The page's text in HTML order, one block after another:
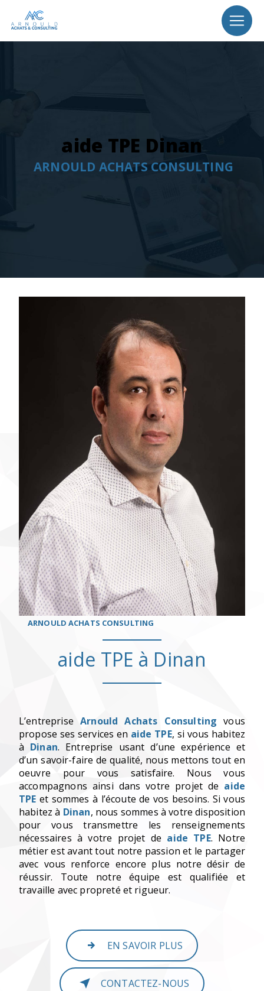
aide TPE Dinan
ARNOULD ACHATS CONSULTING
ARNOULD ACHATS CONSULTING
aide TPE à Dinan
L’entrepriseArnould Achats Consulting vous
propose ses services en aide TPE, si vous habitez
à Dinan. Entreprise usant d’une expérience et
d’un savoir-faire de qualité, nous mettons tout en
oeuvre pour vous satisfaire. Nous vous
accompagnons ainsi dans votre projet de aide
TPE et sommes à l’écoute de vos besoins. Si vous
habitez à Dinan, nous sommes à votre disposition
pour vous transmettre les renseignements
nécessaires à votre projet de aide TPE. Notre
métier est avant tout notre passion et le partager
avec vous renforce encore plus notre désir de
réussir. Toute notre équipe est qualifiée et
travaille avec propreté et rigueur.
EN SAVOIR PLUS
CONTACTEZ-NOUS
Panneau de gestion des cookies